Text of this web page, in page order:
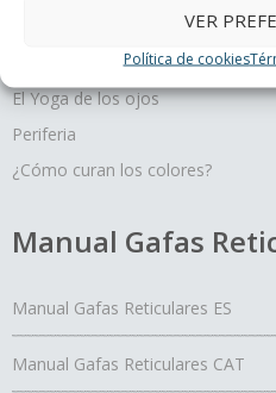
VER
Política de cookies
Movimiento y profundidad, un
Un día con mis ojos
El Yoga de los ojos
Periferia
¿Cómo curan los colores?
Manual Gafas
Manual Gafas Reticulares ES
Manual Gafas Reticulares CAT